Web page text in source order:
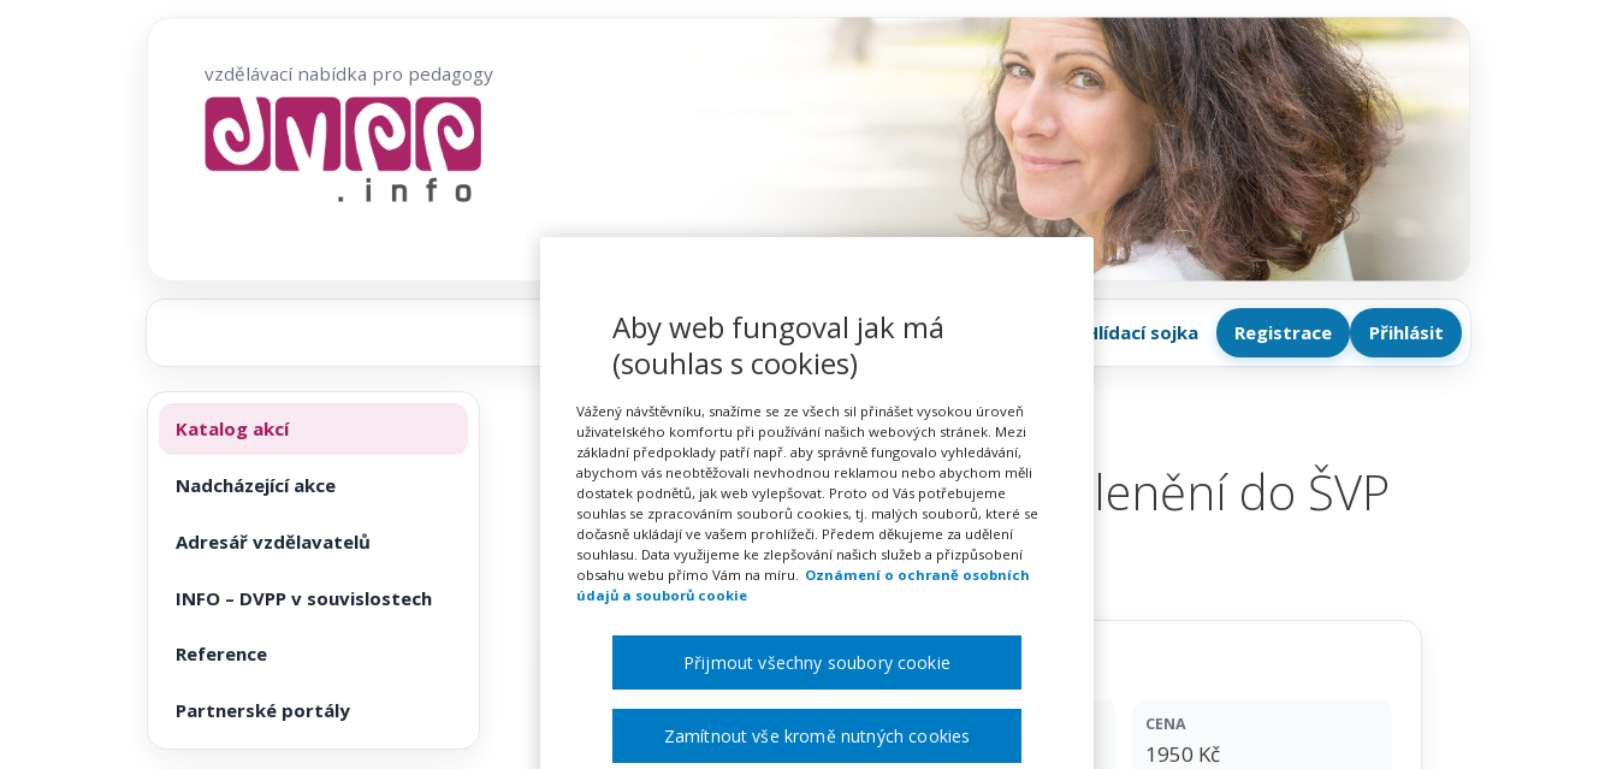
vzdělávací nabídka pro pedagogy
Proč se registrovat Hlídací sojka Registrace Přihlásit
Tvořivá hra v MŠ a její začlenění do ŠVP
(webinář)
Zřetel, s.r.o.
ONLINE
CENA
1950 Kč
Katalog akcí
Nadcházející akce
Adresář vzdělavatelů
INFO – DVPP v souvislostech
Reference
Partnerské portály
Aby web fungoval jak má
(souhlas s cookies)
Vážený návštěvníku, snažíme se ze všech sil přinášet vysokou úroveň
uživatelského komfortu při používání našich webových stránek. Mezi
základní předpoklady patří např. aby správně fungovalo vyhledávání,
abychom vás neobtěžovali nevhodnou reklamou nebo abychom měli
dostatek podnětů, jak web vylepšovat. Proto od Vás potřebujeme
souhlas se zpracováním souborů cookies, tj. malých souborů, které se
dočasně ukládají ve vašem prohlížeči. Předem děkujeme za udělení
souhlasu. Data využijeme ke zlepšování našich služeb a přizpůsobení
obsahu webu přímo Vám na míru. Oznámení o ochraně osobních
údajů a souborů cookie
Zamítnout vše kromě nutných cookies
Přijmout všechny soubory cookie